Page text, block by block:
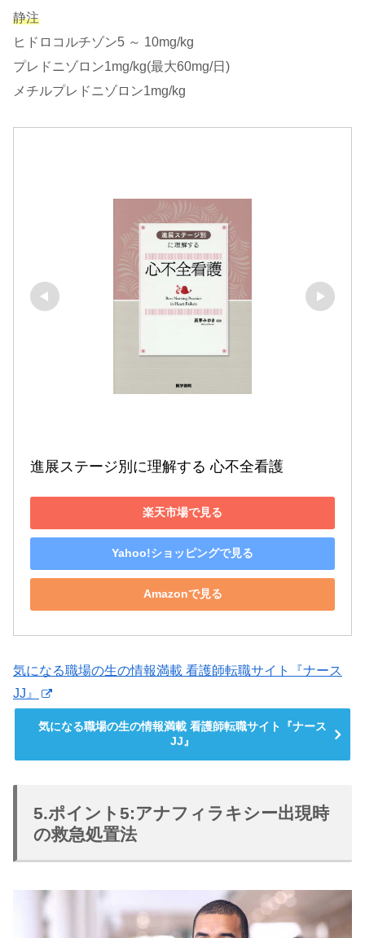
静注
ヒドロコルチゾン5 ～ 10mg/kg
プレドニゾロン1mg/kg(最大60mg/日)
メチルプレドニゾロン1mg/kg
進展ステージ別に理解する 心不全看護
楽天市場で見る
Yahoo!ショッピングで見る
Amazonで見る
気になる職場の生の情報満載 看護師転職サイト『ナース
JJ』
気になる職場の生の情報満載 看護師転職サイト『ナース
JJ』
5.ポイント5:アナフィラキシー出現時
の救急処置法